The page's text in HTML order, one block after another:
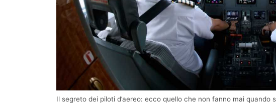
Il segreto dei piloti d’aereo: ecco quello che non fanno mai